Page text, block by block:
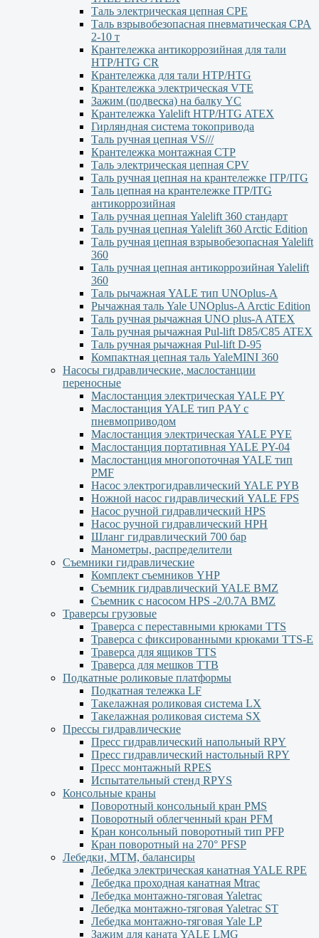
Таль электрическая цепная CPE
Таль взрывобезопасная пневматическая CPA
2-10 т
Крантележка антикоррозийная для тали
HTP/HTG CR
Крантележка для тали HTP/HTG
Крантележка электрическая VTE
Зажим (подвеска) на балку YC
Крантележка Yalelift НТР/НТG ATEX
Гирляндная система токопривода
Таль ручная цепная VS///
Крантележка монтажная СТР
Таль электрическая цепная CPV
Таль ручная цепная на крантележке ITP/ITG
Таль цепная на крантележке ITP/ITG
антикоррозийная
Таль ручная цепная Yalelift 360 стандарт
Таль ручная цепная Yalelift 360 Arctic Edition
Таль ручная цепная взрывобезопасная Yalelift
360
Таль ручная цепная антикоррозийная Yalelift
360
Таль рычажная YALE тип UNOplus-A
Рычажная таль Yale UNOplus-A Arctic Edition
Таль ручная рычажная UNO plus-A ATEX
Таль ручная рычажная Pul-lift D85/С85 ATEX
Таль ручная рычажная Pul-lift D-95
Компактная цепная таль YaleMINI 360
Насосы гидравлические, маслостанции
переносные
Маслостанция электрическая YALE PY
Маслостанция YALE тип PАY с
пневмоприводом
Маслостанция электрическая YALE PYЕ
Маслостанция портативная YALE PY-04
Маслостанция многопоточная YALE тип
PMF
Насос электрогидравлический YALE PYB
Ножной насос гидравлический YALE FPS
Насос ручной гидравлический HPS
Насос ручной гидравлический HPН
Шланг гидравлический 700 бар
Манометры, распределители
Съемники гидравлические
Комплект съемников YHP
Съемник гидравлический YALE BMZ
Съемник с насосом HPS -2/0.7А BMZ
Траверсы грузовые
Траверса с переставными крюками TTS
Траверса с фиксированными крюками TTS-Е
Траверса для ящиков ТТS
Траверса для мешков ТТВ
Подкатные роликовые платформы
Подкатная тележка LF
Такелажная роликовая система LX
Такелажная роликовая система SX
Прессы гидравлические
Пресс гидравлический напольный RPY
Пресс гидравлический настольный RPY
Пресс монтажный RPES
Испытательный стенд RPYS
Консольные краны
Поворотный консольный кран PMS
Поворотный облегченный кран PFM
Кран консольный поворотный тип PFP
Кран поворотный на 270° PFSP
Лебедки, МТМ, балансиры
Лебедка электрическая канатная YALE RPE
Лебедка проходная канатная Mtrac
Лебедка монтажно-тяговая Yaletrac
Лебедка монтажно-тяговая Yaletrac ST
Лебедка монтажно-тяговая Yale LP
Зажим для каната YALE LMG